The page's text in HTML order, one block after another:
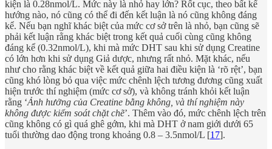
kiện là 0.28nmol/L. Mức này là nhỏ hay lớn? Rốt cục, theo bất kể
hướng nào, nó cũng có thể đi đến kết luận là nó cũng không đáng
kể. Nếu bạn nghĩ khác biệt của mức cơ sở trên là nhỏ, bạn cũng sẽ
phải kết luận rằng khác biệt trong kết quả cuối cùng cũng không
đáng kể (0.32nmol/L), khi mà mức DHT sau khi sử dụng Creatine
có lớn hơn khi sử dụng Giả dược, nhưng rất nhỏ. Mặt khác, nếu
như cho rằng khác biệt về kết quả giữa hai điều kiện là ‘rõ rệt’, bạn
cũng khó lòng bỏ qua việc mức chênh lệch tương đương cũng xuất
hiện trước thí nghiệm (mức cơ sở), và không tránh khỏi kết luận
rằng ‘Ảnh hưởng của Creatine bằng không, và thí nghiệm này
không được kiểm soát chặt chẽ’. Thêm vào đó, mức chênh lệch trên
cũng không có gì quá ghê gớm, khi mà DHT ở nam giới dưới 65
tuổi thường dao động trong khoảng 0.8 – 3.5nmol/L [17].